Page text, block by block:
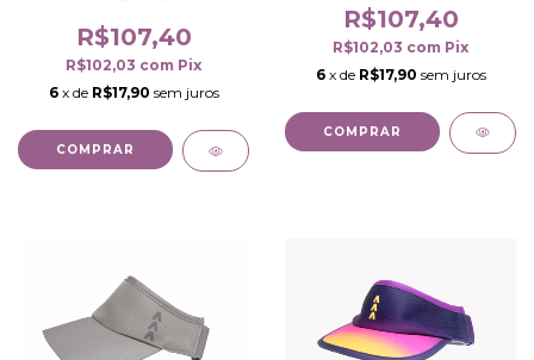
R$107,40
R$102,03 com Pix
6 x de R$17,90 sem juros
COMPRAR
R$107,40
R$102,03 com Pix
6 x de R$17,90 sem juros
COMPRAR